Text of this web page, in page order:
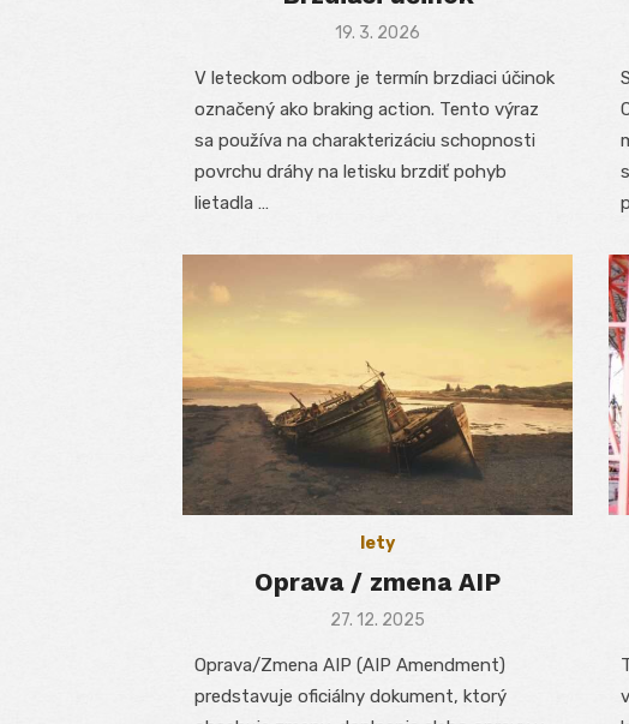
Posted
19. 3. 2026
V leteckom odbore je termín brzdiaci účinok
označený ako braking action. Tento výraz
sa používa na charakterizáciu schopnosti
povrchu dráhy na letisku brzdiť pohyb
lietadla …
lety
Oprava / zmena AIP
Posted
27. 12. 2025
Oprava/Zmena AIP (AIP Amendment)
predstavuje oficiálny dokument, ktorý